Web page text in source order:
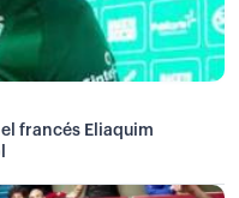
francés Eliaquim